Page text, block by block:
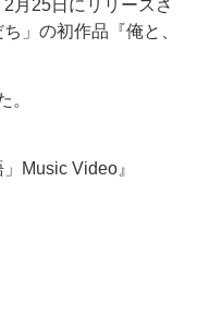
月25日にリリースさ
」の初作品『俺と、
。
Music Video』